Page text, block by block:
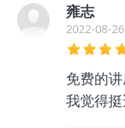
雍志
2022-08-
免费的
我觉得